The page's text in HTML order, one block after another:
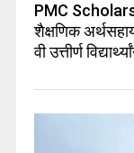
PMC
शैक्षणिक
वी उत्तीर्ण